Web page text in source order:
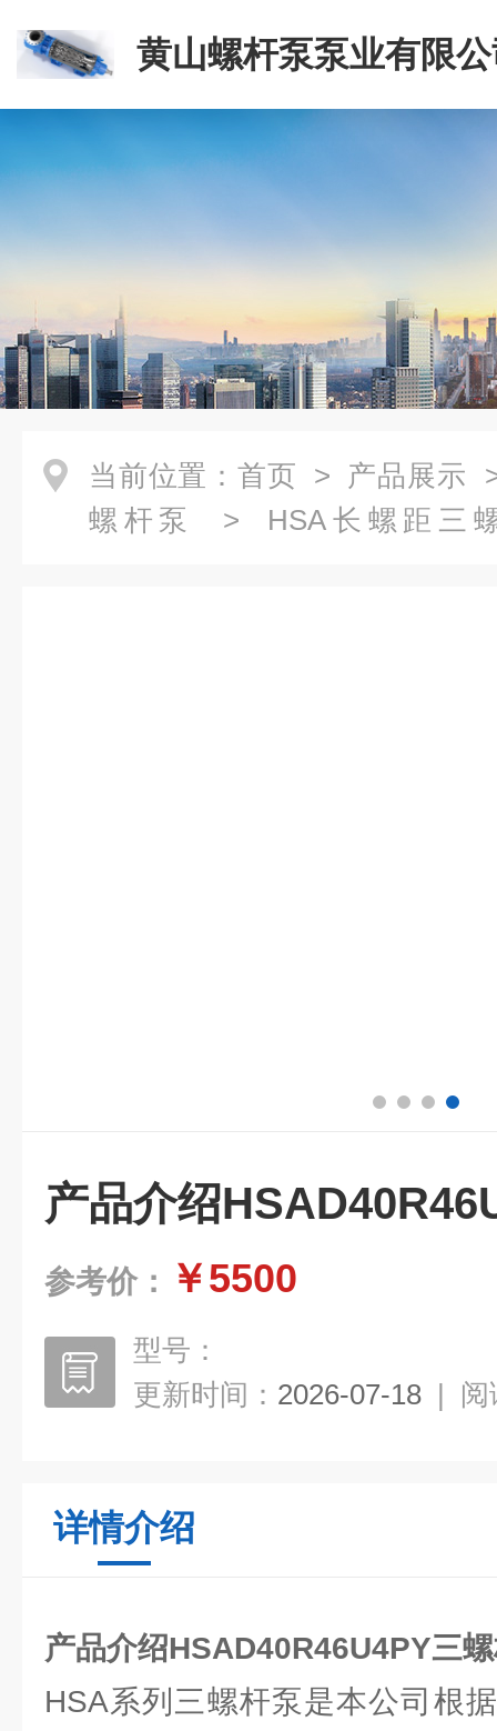
黄山螺杆泵泵业有限
当前位置： 首页 > 产品展示
螺杆泵
> HSA长螺距三
产品介绍
参考价： ￥5500
型号：
更新时间： 2026-07-18 | 阅
详情介绍
产品介绍HSAD40R46U4PY三
HSA系列三螺杆泵是本公司根